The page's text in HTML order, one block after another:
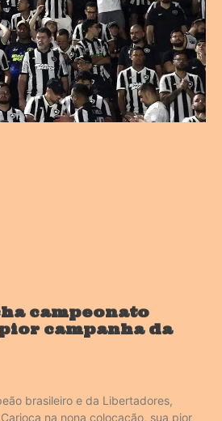
campeonato
campanha da
brasileiro e da Libertadores,
na nona colocação, sua pior